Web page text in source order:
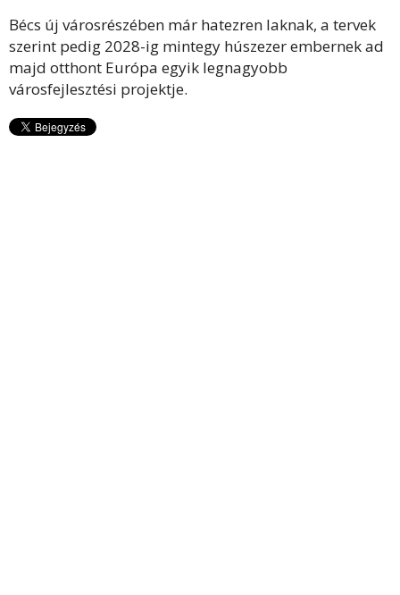
Bécs új városrészében már hatezren laknak, a tervek
szerint pedig 2028-ig mintegy húszezer embernek ad
majd otthont Európa egyik legnagyobb
városfejlesztési projektje.